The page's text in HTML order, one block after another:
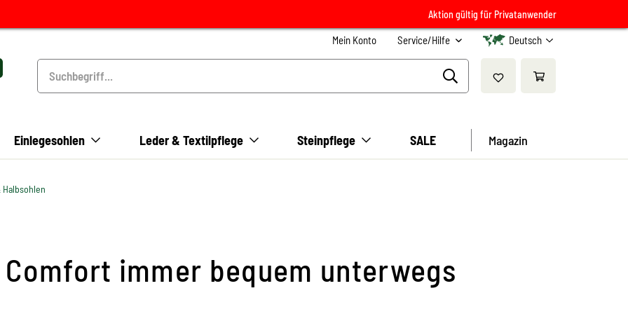
Aktion gültig für Privatanwender
Mein Konto Service/Hilfe Deutsch
Einlegesohlen Leder & Textilpflege Steinpflege SALE Magazin
Halbsohlen
immer bequem unterwegs